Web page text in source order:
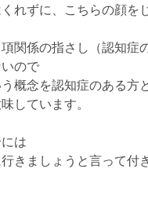
れずに、こちらの顔を
関係の指さし（認知症
ので
概念を認知症のある方
しています。
は
きましょうと言って付